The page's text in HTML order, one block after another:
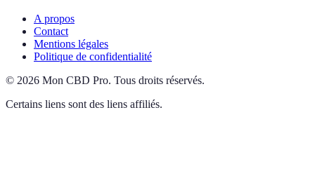
A propos
Contact
Mentions légales
Politique de confidentialité
© 2026 Mon CBD Pro. Tous droits réservés.
Certains liens sont des liens affiliés.